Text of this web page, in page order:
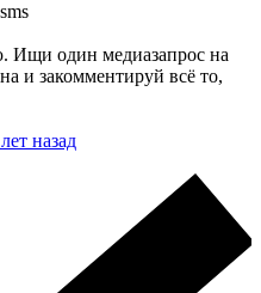
Ищи один медиазапрос на
и закомментируй всё то,
назад